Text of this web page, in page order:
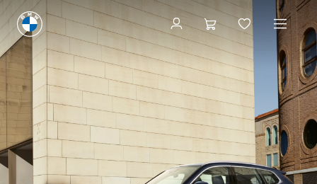
Konfigurieren & Preise
Konfigurieren & Preise